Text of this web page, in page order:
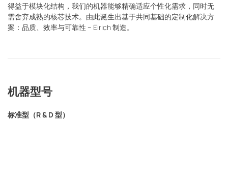
得益于模块化结构，我们的机器能够精确适应个性化需求，同时无
需舍弃成熟的核芯技术。由此诞生出基于共同基础的定制化解决方
案：品质、效率与可靠性 – Eirich 制造。
机器型号
标准型（R & D 型）